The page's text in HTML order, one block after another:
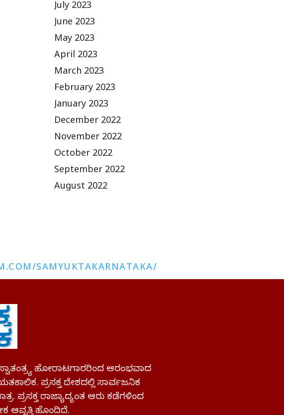
July 2023
June 2023
May 2023
April 2023
March 2023
February 2023
January 2023
December 2022
November 2022
October 2022
September 2022
August 2022
SAMYUKTAKARNATAKA/
ಹೋರಾಟಗಾರರಿಂದ ಆರಂಭವಾದ
ಪ್ರಸಕ್ತ ದೇಶದಲ್ಲಿ ಸಾರ್ವಜನಿಕ
ಪ್ರಸಕ್ತ ರಾಜ್ಯಾದ್ಯಂತ ಆರು ಕಡೆಗಳಿಂದ
ಆವೃತ್ತಿ ಹೊಂದಿದೆ.